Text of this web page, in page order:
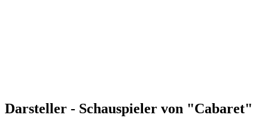
Darsteller - Schauspieler von "Cabaret"